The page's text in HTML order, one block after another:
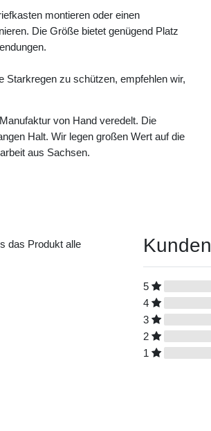
montieren oder einen
Die Größe bietet genügend Platz
Starkregen zu schützen, empfehlen wir,
von Hand veredelt. Die
Halt. Wir legen großen Wert auf die
aus Sachsen.
das Produkt alle
5
4
3
2
1